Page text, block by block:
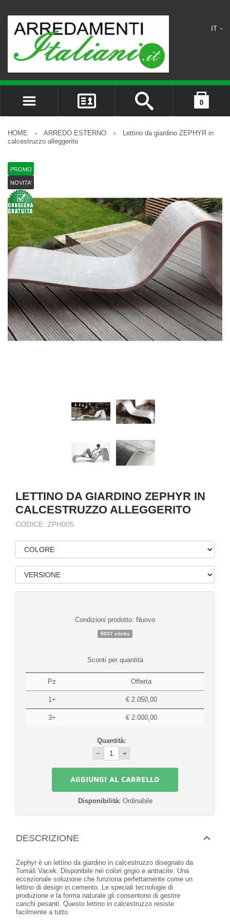
IT
ACCEDI
REGISTRATI
0
HOME › ARREDO ESTERNO ›
Lettino da giardino ZEPHYR in
calcestruzzo alleggerito
PROMO
NOVITA'
LETTINO DA GIARDINO ZEPHYR IN
CALCESTRUZZO ALLEGGERITO
CODICE: ZPH005
Condizioni prodotto: Nuovo
5037 clicks
Sconti per quantità
Pz Offerta
1+ € 2.050,00
3+ € 2.000,00
Quantità:
− +
Disponibilità: Ordinabile
DESCRIZIONE
Zephyr è un lettino da giardino in calcestruzzo disegnato da
Tomáš Vacek. Disponibile nei colori grigio e antracite. Una
eccezionale soluzione che funziona perfettamente come un
lettino di design in cemento. Le speciali tecnologie di
produzione e la forma naturale gli consentono di gestire
carichi pesanti. Questo lettino in calcestruzzo resiste
facilmente a tutto.